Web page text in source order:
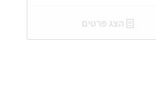
הצג פרטים